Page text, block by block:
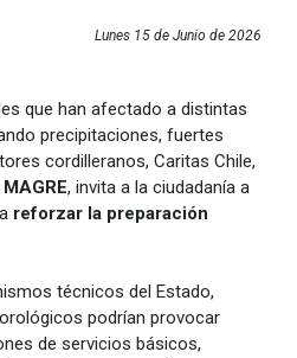
Lunes 15 de Junio de 2026
que han afectado a distintas
precipitaciones, fuertes
cordilleranos, Caritas Chile,
, invita a la ciudadanía a
reforzar la preparación
técnicos del Estado,
podrían provocar
de servicios básicos,